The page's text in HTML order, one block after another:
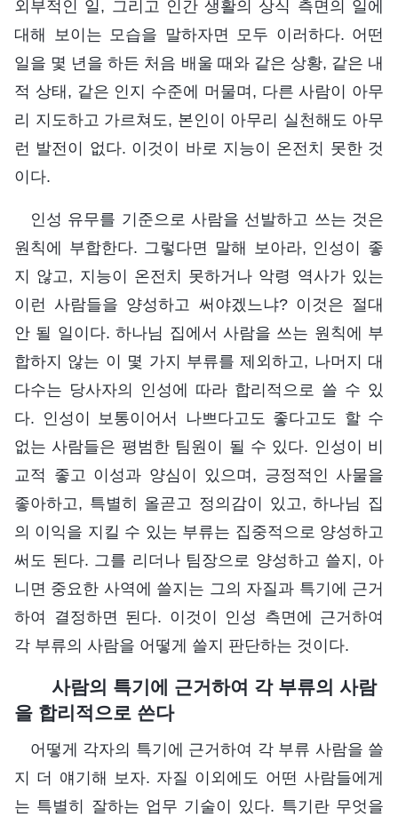
외부적인 일, 그리고 인간 생활의 상식 측면의 일에
대해 보이는 모습을 말하자면 모두 이러하다. 어떤
일을 몇 년을 하든 처음 배울 때와 같은 상황, 같은 내
적 상태, 같은 인지 수준에 머물며, 다른 사람이 아무
리 지도하고 가르쳐도, 본인이 아무리 실천해도 아무
런 발전이 없다. 이것이 바로 지능이 온전치 못한 것
이다.
인성 유무를 기준으로 사람을 선발하고 쓰는 것은
원칙에 부합한다. 그렇다면 말해 보아라, 인성이 좋
지 않고, 지능이 온전치 못하거나 악령 역사가 있는
이런 사람들을 양성하고 써야겠느냐? 이것은 절대
안 될 일이다. 하나님 집에서 사람을 쓰는 원칙에 부
합하지 않는 이 몇 가지 부류를 제외하고, 나머지 대
다수는 당사자의 인성에 따라 합리적으로 쓸 수 있
다. 인성이 보통이어서 나쁘다고도 좋다고도 할 수
없는 사람들은 평범한 팀원이 될 수 있다. 인성이 비
교적 좋고 이성과 양심이 있으며, 긍정적인 사물을
좋아하고, 특별히 올곧고 정의감이 있고, 하나님 집
의 이익을 지킬 수 있는 부류는 집중적으로 양성하고
써도 된다. 그를 리더나 팀장으로 양성하고 쓸지, 아
니면 중요한 사역에 쓸지는 그의 자질과 특기에 근거
하여 결정하면 된다. 이것이 인성 측면에 근거하여
각 부류의 사람을 어떻게 쓸지 판단하는 것이다.
사람의 특기에 근거하여 각 부류의 사람
을 합리적으로 쓴다
어떻게 각자의 특기에 근거하여 각 부류 사람을 쓸
지 더 얘기해 보자. 자질 이외에도 어떤 사람들에게
는 특별히 잘하는 업무 기술이 있다. 특기란 무엇을